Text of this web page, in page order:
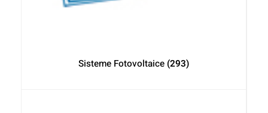
Sisteme Fotovoltaice (293)